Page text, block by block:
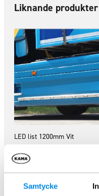
Samtycke
Liknande produkter
LED list 1200mm Vit
2 570
Inkl. moms